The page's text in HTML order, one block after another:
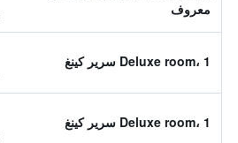
معروف
Deluxe room، 1 سرير كينغ
Deluxe room، 1 سرير كينغ